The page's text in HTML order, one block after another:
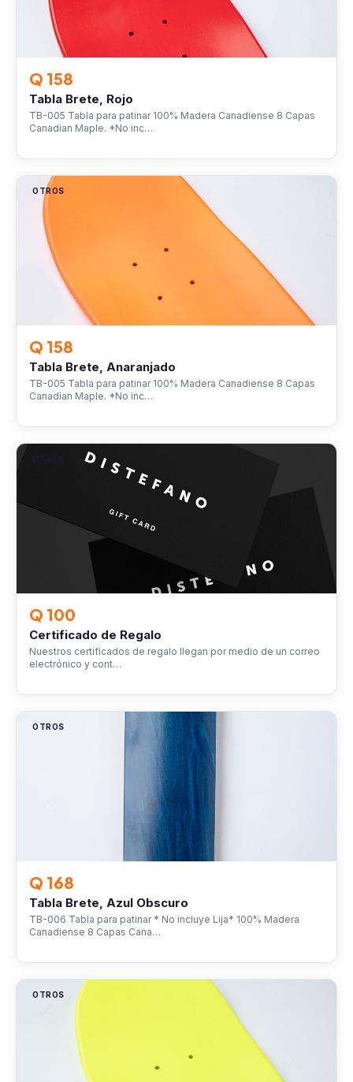
Q 158
Tabla Brete, Rojo
TB-005 Tabla para patinar 100% Madera Canadiense 8 Capas
Canadian Maple. *No inc…
OTROS
Q 158
Tabla Brete, Anaranjado
TB-005 Tabla para patinar 100% Madera Canadiense 8 Capas
Canadian Maple. *No inc…
OTROS
Q 100
Certificado de Regalo
Nuestros certificados de regalo llegan por medio de un correo
electrónico y cont…
OTROS
Q 168
Tabla Brete, Azul Obscuro
TB-006 Tabla para patinar * No incluye Lija* 100% Madera
Canadiense 8 Capas Cana…
OTROS